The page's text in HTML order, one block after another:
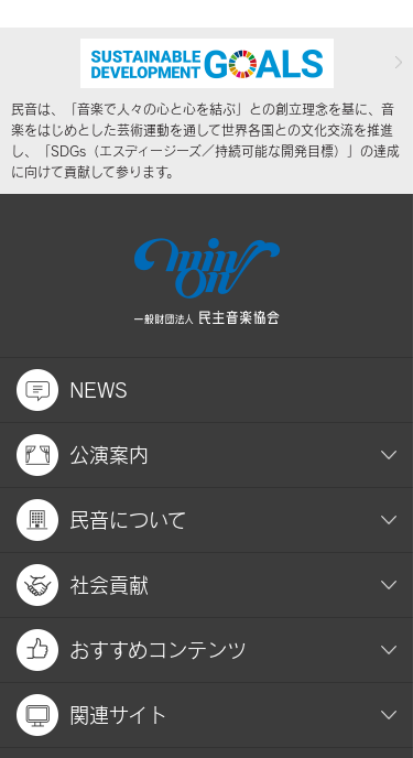
民音は、「音楽で人々の心と心を結ぶ」との創立理念を基に、音
楽をはじめとした芸術運動を通して世界各国との文化交流を推進
し、「SDGs（エスディージーズ／持続可能な開発目標）」の達成
に向けて貢献して参ります。
NEWS
公演案内
民音について
社会貢献
おすすめコンテンツ
関連サイト